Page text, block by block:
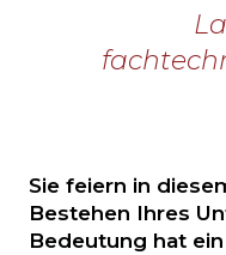
Sie feiern in
Bestehen Ihres
Bedeutung hat